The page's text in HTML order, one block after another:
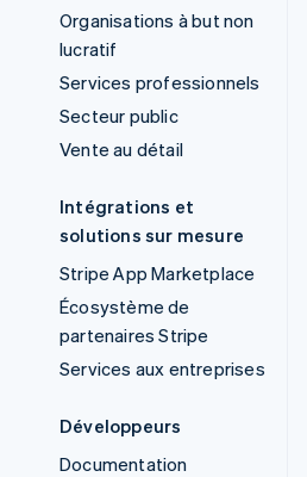
Organisations à but non
lucratif
Services professionnels
Secteur public
Vente au détail
Intégrations et
solutions sur mesure
Stripe App Marketplace
Écosystème de
partenaires Stripe
Services aux entreprises
Développeurs
Documentation